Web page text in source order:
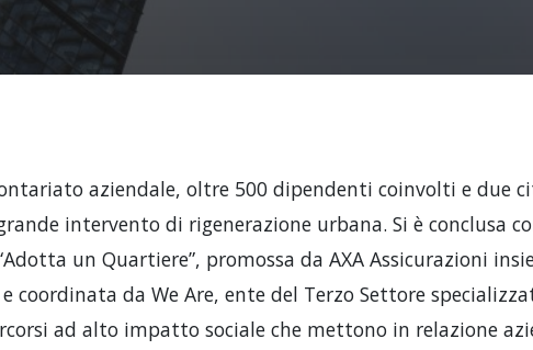
aziendale, oltre 500 dipendenti coinvolti e due
intervento di rigenerazione urbana. Si è conclusa
un Quartiere”, promossa da AXA Assicurazioni
coordinata da We Are, ente del Terzo Settore
ad alto impatto sociale che mettono in relazione